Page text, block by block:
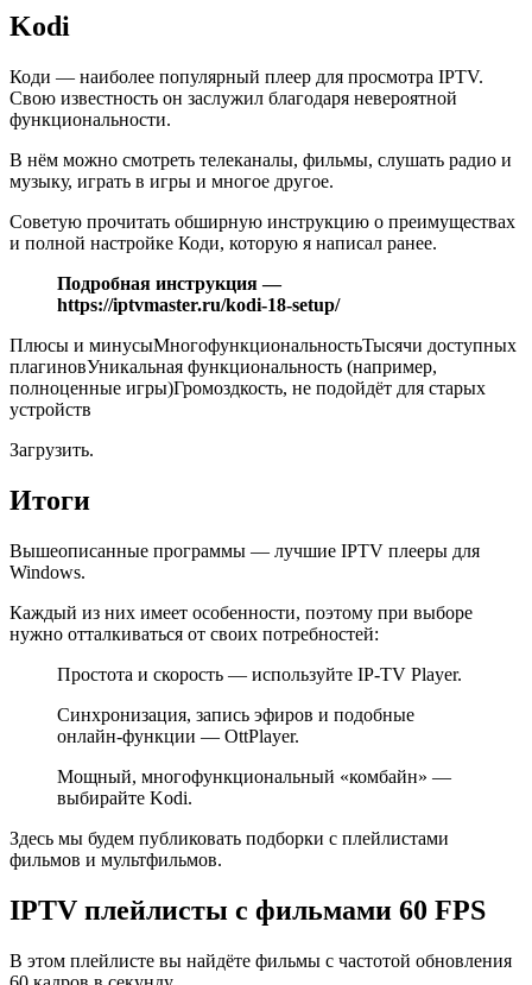
Kodi
Коди — наиболее популярный плеер для просмотра IPTV.
Свою известность он заслужил благодаря невероятной
функциональности.
В нём можно смотреть телеканалы, фильмы, слушать радио и
музыку, играть в игры и многое другое.
Советую прочитать обширную инструкцию о преимуществах
и полной настройке Коди, которую я написал ранее.
Подробная инструкция —
https://iptvmaster.ru/kodi-18-setup/
Плюсы и минусыМногофункциональностьТысячи доступных
плагиновУникальная функциональность (например,
полноценные игры)Громоздкость, не подойдёт для старых
устройств
Загрузить.
Итоги
Вышеописанные программы — лучшие IPTV плееры для
Windows.
Каждый из них имеет особенности, поэтому при выборе
нужно отталкиваться от своих потребностей:
Простота и скорость — используйте IP-TV Player.
Синхронизация, запись эфиров и подобные
онлайн-функции — OttPlayer.
Мощный, многофункциональный «комбайн» —
выбирайте Kodi.
Здесь мы будем публиковать подборки с плейлистами
фильмов и мультфильмов.
IPTV плейлисты с фильмами 60 FPS
В этом плейлисте вы найдёте фильмы с частотой обновления